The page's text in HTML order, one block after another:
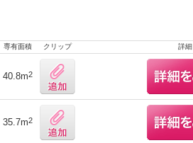
専有面積 クリップ 詳細
40.8m2
35.7m2